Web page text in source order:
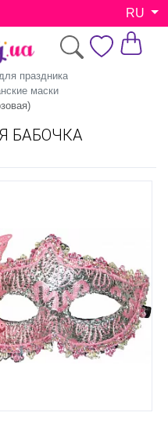
RU
праздника
маски
БАБОЧКА